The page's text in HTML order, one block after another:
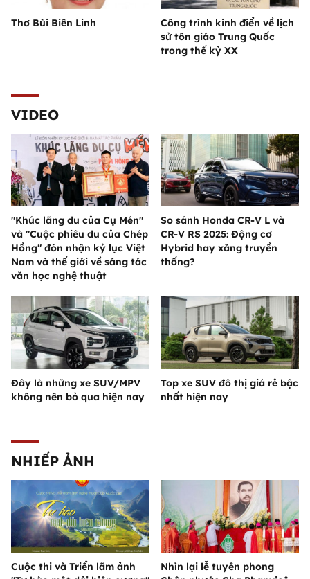
Thơ Bùi Biên Linh
Công trình kinh điển về lịch
sử tôn giáo Trung Quốc
trong thế kỷ XX
VIDEO
"Khúc lãng du của Cụ Mén"
và "Cuộc phiêu du của Chép
Hồng" đón nhận kỷ lục Việt
Nam và thế giới về sáng tác
văn học nghệ thuật
So sánh Honda CR-V L và
CR-V RS 2025: Động cơ
Hybrid hay xăng truyền
thống?
Đây là những xe SUV/MPV
không nên bỏ qua hiện nay
Top xe SUV đô thị giá rẻ bậc
nhất hiện nay
NHIẾP ẢNH
Cuộc thi và Triển lãm ảnh
Nhìn lại lễ tuyên phong